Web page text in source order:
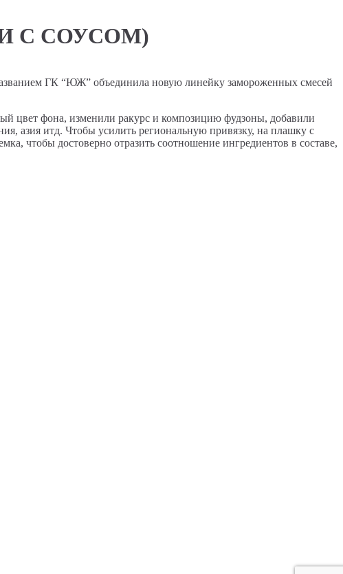
С СОУСОМ)
ГК “ЮЖ” объединила новую линейку замороженных смесей
цвет фона, изменили ракурс и композицию фудзоны, добавили
азия итд. Чтобы усилить региональную привязку, на плашку с
чтобы достоверно отразить соотношение ингредиентов в составе,